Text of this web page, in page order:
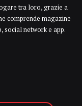
tra loro, grazie a
comprende magazine
social network e app.